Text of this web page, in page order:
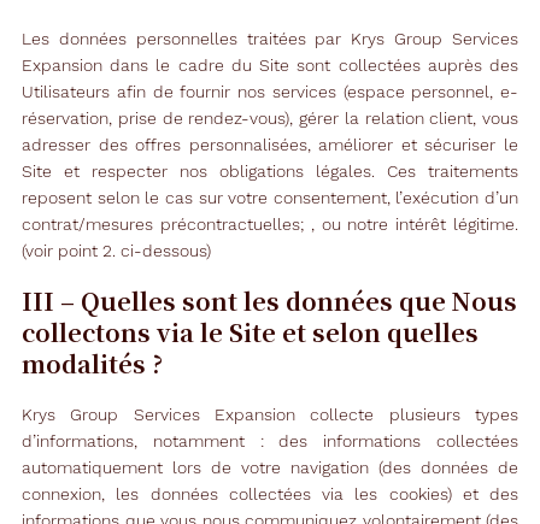
Les données personnelles traitées par Krys Group Services
Expansion dans le cadre du Site sont collectées auprès des
Utilisateurs afin de fournir nos services (espace personnel, e-
réservation, prise de rendez-vous), gérer la relation client, vous
adresser des offres personnalisées, améliorer et sécuriser le
Site et respecter nos obligations légales. Ces traitements
reposent selon le cas sur votre consentement, l’exécution d’un
contrat/mesures précontractuelles; , ou notre intérêt légitime.
(voir point 2. ci-dessous)
III – Quelles sont les données que Nous
collectons via le Site et selon quelles
modalités ?
Krys Group Services Expansion collecte plusieurs types
d’informations, notamment : des informations collectées
automatiquement lors de votre navigation (des données de
connexion, les données collectées via les cookies) et des